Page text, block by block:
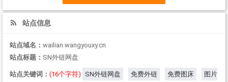
站点信息
站点域名： wailian.wangyouxy.cn
站点标题： SN外链网盘
站点关键词： (16个字符) SN外链网盘 免费外链 免费图床 图片